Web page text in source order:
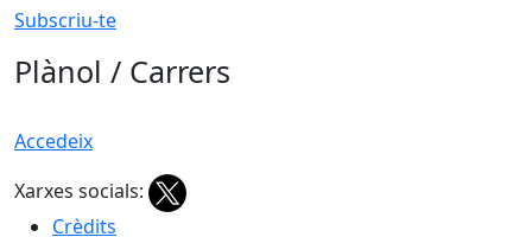
Subscriu-te
Plànol / Carrers
Accedeix
Xarxes socials:
Crèdits